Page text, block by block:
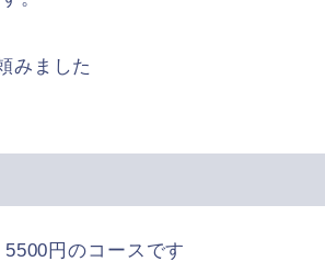
みました
円のコースです